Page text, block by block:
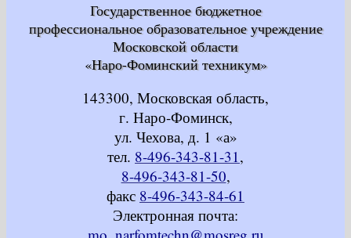
Государственное бюджетное
профессиональное образовательное учреждение
Московской области
«Наро-Фоминский техникум»
143300, Московская область,
г. Наро-Фоминск,
ул. Чехова, д. 1 «а»
тел. 8-496-343-81-31,
8-496-343-81-50,
факс 8-496-343-84-61
Электронная почта: